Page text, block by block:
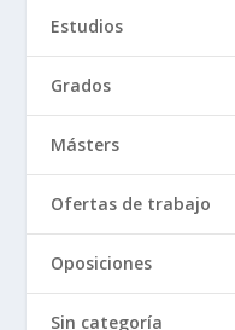
Estudios
Grados
Másters
Ofertas de trabajo
Oposiciones
Sin categoría